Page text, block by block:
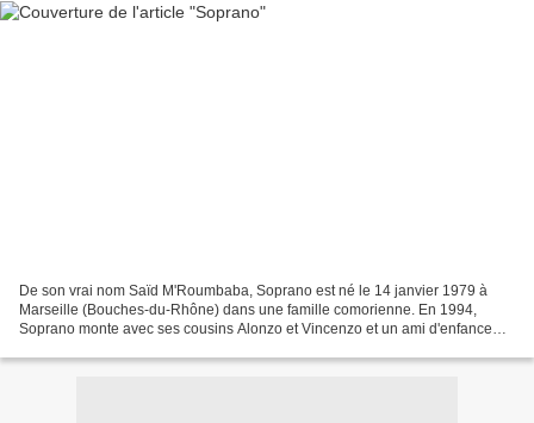
De son vrai nom Saïd M'Roumbaba, Soprano est né le 14 janvier 1979 à
Marseille (Bouches-du-Rhône) dans une famille comorienne. En 1994,
Soprano monte avec ses cousins Alonzo et Vincenzo et un ami d'enfance